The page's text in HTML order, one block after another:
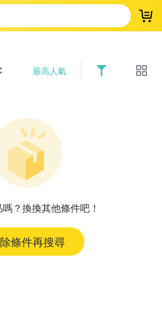
登
最高人氣
？換換其他條件吧！
條件再搜尋